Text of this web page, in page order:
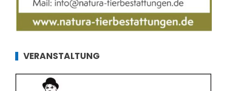
VERANSTALTUNG